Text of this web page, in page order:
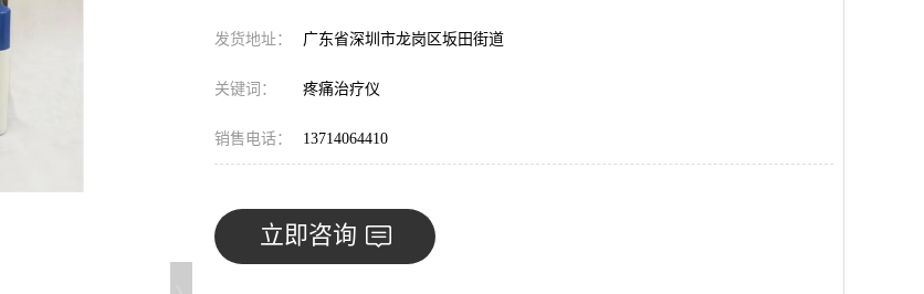
发货地址： 广东省深圳市龙岗区坂田街道
关键词： 疼痛治疗仪
销售电话： 13714064410
立即咨询